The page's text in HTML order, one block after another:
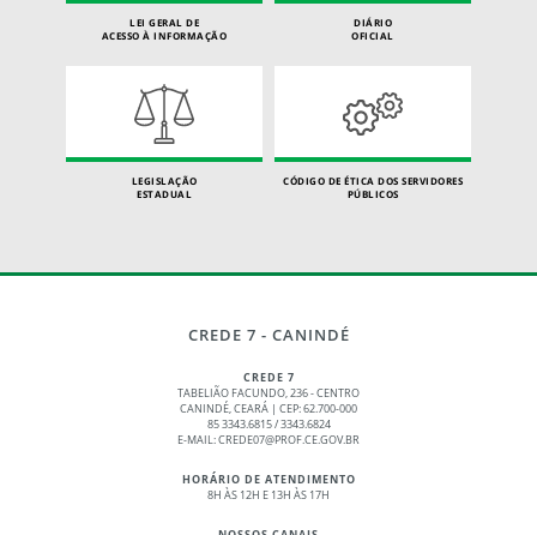
LEI GERAL DE
ACESSO À INFORMAÇÃO
DIÁRIO
OFICIAL
LEGISLAÇÃO
ESTADUAL
CÓDIGO DE ÉTICA DOS SERVIDORES
PÚBLICOS
CREDE 7 - CANINDÉ
CREDE 7
TABELIÃO FACUNDO, 236 - CENTRO
CANINDÉ, CEARÁ | CEP: 62.700-000
85 3343.6815 / 3343.6824
E-MAIL: CREDE07@PROF.CE.GOV.BR
HORÁRIO DE ATENDIMENTO
8H ÀS 12H E 13H ÀS 17H